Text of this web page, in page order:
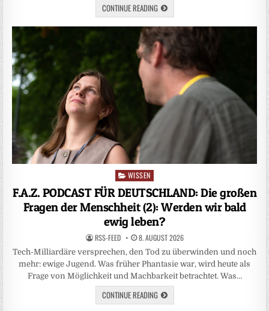
CONTINUE READING
Posted
in
WISSEN
F.A.Z. PODCAST FÜR DEUTSCHLAND: Die großen
Fragen der Menschheit (2): Werden wir bald
ewig leben?
RSS-FEED 8. AUGUST 2026
Tech-Milliardäre versprechen, den Tod zu überwinden und noch
mehr: ewige Jugend. Was früher Phantasie war, wird heute als
Frage von Möglichkeit und Machbarkeit betrachtet. Was…
CONTINUE READING